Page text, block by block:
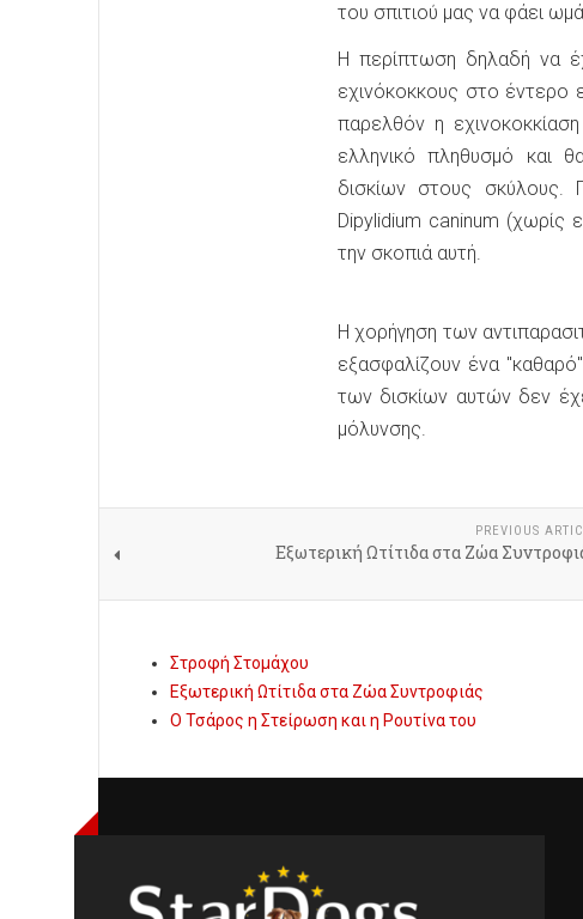
του σπιτιού μας να φάει
Η περίπτωση δηλαδή να
εχινόκοκκους στο έντερο
παρελθόν η
ελληνικό πληθυσμό και
δισκίων στους
Dipylidium caninum (χωρίς
την σκοπιά αυτή.
Η χορήγηση των
εξασφαλίζουν ένα
των δισκίων αυτών δεν
μόλυνσης.
PREVIOUS
Εξωτερική Ωτίτιδα στα Ζώα
Στροφή Στομάχου
Εξωτερική Ωτίτιδα στα Ζώα Συντροφιάς
Ο Τσάρος η Στείρωση και η Ρουτίνα του